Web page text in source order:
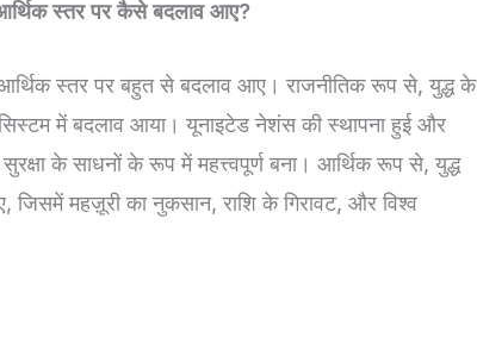
आर्थिक स्तर पर कैसे बदलाव आए?
आर्थिक स्तर पर बहुत से बदलाव आए। राजनीतिक रूप से, युद्ध के
में बदलाव आया। यूनाइटेड नेशंस की स्थापना हुई और
के साधनों के रूप में महत्त्वपूर्ण बना। आर्थिक रूप से, युद्ध
महज़ूरी का नुकसान, राशि के गिरावट, और विश्व